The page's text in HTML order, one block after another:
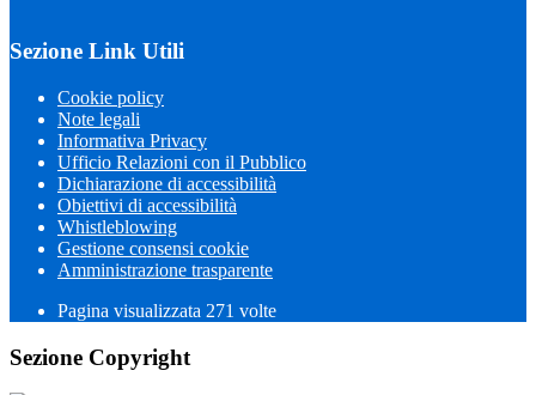
Sezione Link Utili
Cookie policy
Note legali
Informativa Privacy
Ufficio Relazioni con il Pubblico
Dichiarazione di accessibilità
Obiettivi di accessibilità
Whistleblowing
Gestione consensi cookie
Amministrazione trasparente
Pagina visualizzata 271 volte
Sezione Copyright